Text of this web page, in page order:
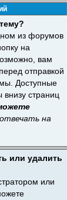
из форумов
на
вам
отправкой
Доступные
страниц
отвечать на
или удалить
или